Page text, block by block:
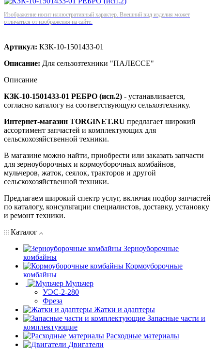
Изображение носит иллюстративный характер. Внешний вид изделия может
отличаться от изображения на сайте.
Артикул: КЗК-10-1501433-01
Описание: Для сельзозтехники "ПАЛЕССЕ"
Описание
КЗК-10-1501433-01 РЕБРО (исп.2) - устанавливается,
согласно каталогу на соответствующую сельхозтехнику.
Интернет-магазин TORGINET.RU предлагает широкий
ассортимент запчастей и комплектующих для
сельскохозяйственной техники.
В магазине можно найти, приобрести или заказать запчасти
для зерноуборочных и кормоуборочных комбайнов,
мульчеров, жаток, сеялок, тракторов и другой
сельскохозяйственной техники.
Предлагаем широкий спектр услуг, включая подбор запчастей
по каталогу, консультации специалистов, доставку, установку
и ремонт техники.
Каталог
Зерноуборочные
комбайны
Кормоуборочные
комбайны
Мульчер
УЭС-2-280
Фреза
Жатки и адаптеры
Запасные части и
комплектующие
Расходные материалы
Двигатели